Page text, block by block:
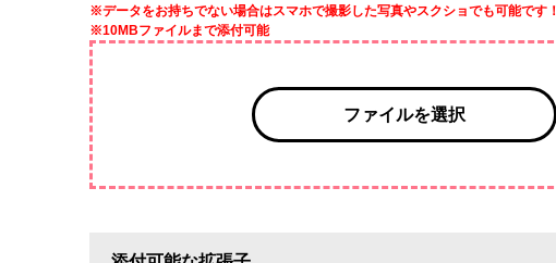
※データをお持ちでない場合はスマホで撮影した写真やスクショでも可能です！
※10MBファイルまで添付可能
ファイルを選択